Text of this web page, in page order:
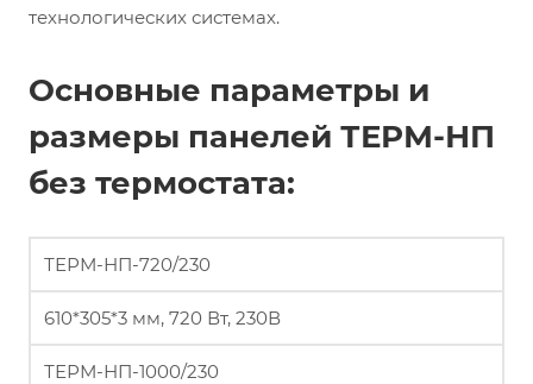
технологических системах.
Основные параметры и
размеры панелей ТЕРМ-НП
без термостата:
ТЕРМ-НП-720/230
610*305*3 мм, 720 Вт, 230В
ТЕРМ-НП-1000/230